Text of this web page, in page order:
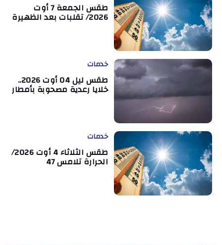
طقس الجمعة 7 أوت
2026/ تقلبات بعد الظهيرة
خدمات
طقس ليل 04 أوت 2026..
خلايا رعدية مصحوبة بأمطار
خدمات
طقس الثلاثاء 4 أوت 2026/
الحرارة تلامس 47